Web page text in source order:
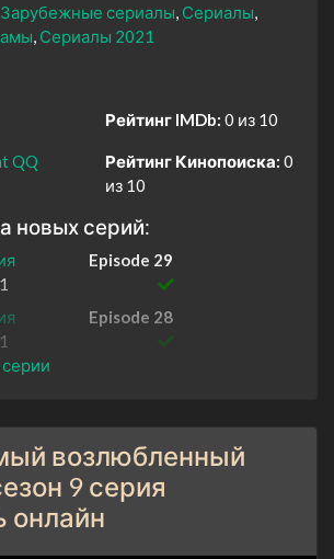
Зарубежные сериалы Сериалы
Сериалы 2021
QQ
Рейтинг IMDb: 0 из 10
Рейтинг Кинопоиска: 0
из 10
новых серий:
Episode 29
Episode 28
Episode 26
Episode 25
возлюбленный
9 серия
онлайн